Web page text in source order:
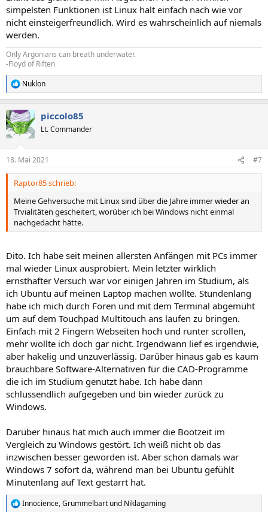
simpelsten Funktionen ist Linux halt einfach nach wie vor
nicht einsteigerfreundlich. Wird es wahrscheinlich auf niemals
werden.
Only Argonians can breath underwater.
-Floyd of Riften
R
e
k
t
i
e
n
Nuklon
piccolo85
Lt. Commander
18. Mai 2021 #7
Raptor85 schrieb:
Meine Gehversuche mit Linux sind über die Jahre immer wieder an
Trvialitäten gescheitert, worüber ich bei Windows nicht einmal
nachgedacht hätte.
Dito. Ich habe seit meinen allersten Anfängen mit PCs immer
mal wieder Linux ausprobiert. Mein letzter wirklich
ernsthafter Versuch war vor einigen Jahren im Studium, als
ich Ubuntu auf meinen Laptop machen wollte. Stundenlang
habe ich mich durch Foren und mit dem Terminal abgemüht
um auf dem Touchpad Multitouch ans laufen zu bringen.
Einfach mit 2 Fingern Webseiten hoch und runter scrollen,
mehr wollte ich doch gar nicht. Irgendwann lief es irgendwie,
aber hakelig und unzuverlässig. Darüber hinaus gab es kaum
brauchbare Software-Alternativen für die CAD-Programme
die ich im Studium genutzt habe. Ich habe dann
schlussendlich aufgegeben und bin wieder zurück zu
Windows.
Darüber hinaus hat mich auch immer die Bootzeit im
Vergleich zu Windows gestört. Ich weiß nicht ob das
inzwischen besser geworden ist. Aber schon damals war
Windows 7 sofort da, während man bei Ubuntu gefühlt
Minutenlang auf Text gestarrt hat.
R
Innocience,Grummelbart und Niklagaming